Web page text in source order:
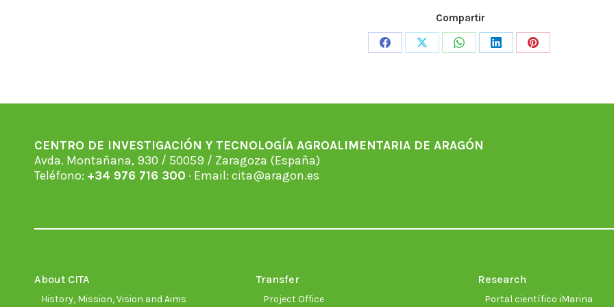
Compartir
Share
Share
Share
Share
Share
CENTRO DE INVESTIGACIÓN Y TECNOLOGÍA AGROALIMENTARIA DE ARAGÓN
Avda. Montañana, 930 / 50059 / Zaragoza (España)
Teléfono: +34 976 716 300 · Email: cita@aragon.es
About CITA
History, Mission, Vision and Aims
Transfer
Project Office
Research
Portal científico iMarina